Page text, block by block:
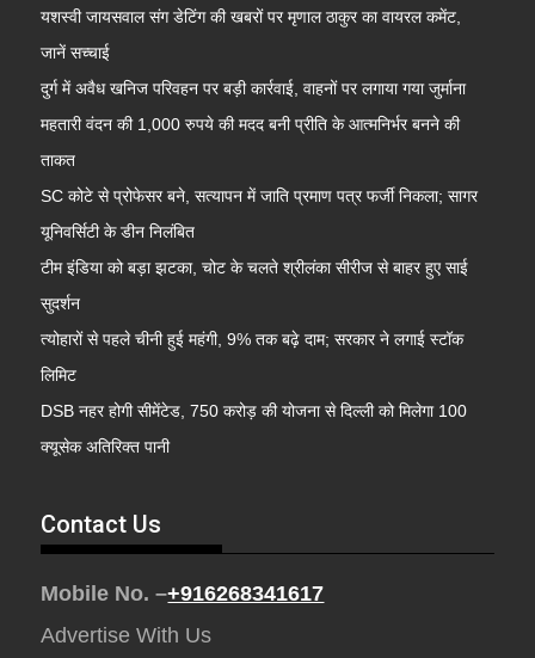
यशस्वी जायसवाल संग डेटिंग की खबरों पर मृणाल ठाकुर का वायरल कमेंट,
जानें सच्चाई
दुर्ग में अवैध खनिज परिवहन पर बड़ी कार्रवाई, वाहनों पर लगाया गया जुर्माना
महतारी वंदन की 1,000 रुपये की मदद बनी प्रीति के आत्मनिर्भर बनने की
ताकत
SC कोटे से प्रोफेसर बने, सत्यापन में जाति प्रमाण पत्र फर्जी निकला; सागर
यूनिवर्सिटी के डीन निलंबित
टीम इंडिया को बड़ा झटका, चोट के चलते श्रीलंका सीरीज से बाहर हुए साई
सुदर्शन
त्योहारों से पहले चीनी हुई महंगी, 9% तक बढ़े दाम; सरकार ने लगाई स्टॉक
लिमिट
DSB नहर होगी सीमेंटेड, 750 करोड़ की योजना से दिल्ली को मिलेगा 100
क्यूसेक अतिरिक्त पानी
Contact Us
Mobile No. –+916268341617
Advertise With Us